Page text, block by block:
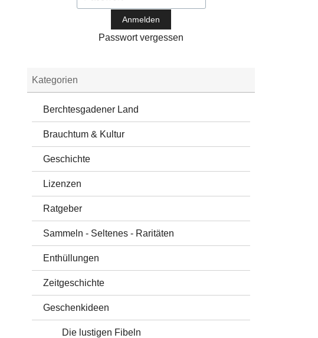
Passwort vergessen
Kategorien
Berchtesgadener Land
Brauchtum & Kultur
Geschichte
Lizenzen
Ratgeber
Sammeln - Seltenes - Raritäten
Enthüllungen
Zeitgeschichte
Geschenkideen
Die lustigen Fibeln